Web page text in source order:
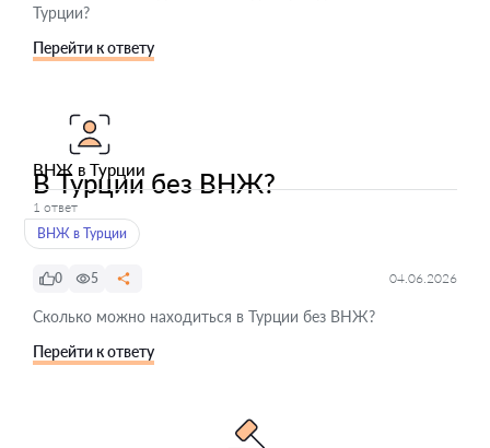
Турции?
Перейти к ответу
ВНЖ в Турции
В Турции без ВНЖ?
1 ответ
ВНЖ в Турции
0 5 04.06.2026
Сколько можно находиться в Турции без ВНЖ?
Перейти к ответу